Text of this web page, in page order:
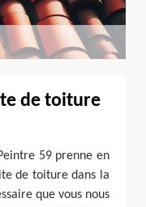
de toiture
59 prenne en
de toiture dans la
que vous nous